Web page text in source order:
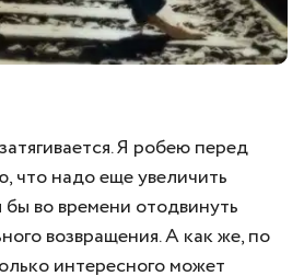
Я робею перед
что надо еще увеличить
во времени отодвинуть
возвращения. А как же, по
интересного может